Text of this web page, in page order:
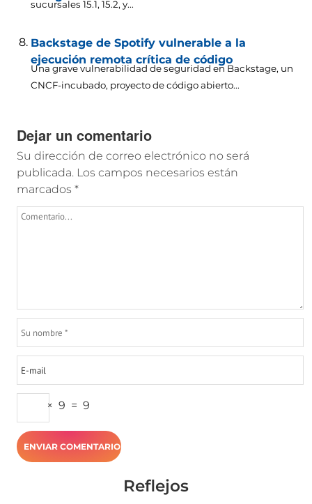
sucursales 15.1, 15.2, y...
Backstage de Spotify vulnerable a la
ejecución remota crítica de código
Una grave vulnerabilidad de seguridad en Backstage, un
CNCF-incubado, proyecto de código abierto...
Dejar un comentario
Su dirección de correo electrónico no será
publicada. Los campos necesarios están
marcados *
× 9 = 9
Reflejos